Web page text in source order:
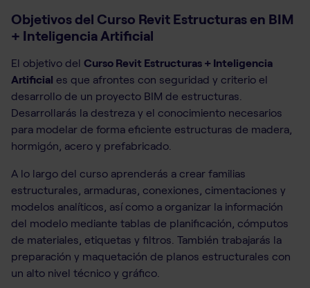
Objetivos del Curso Revit Estructuras en BIM
+ Inteligencia Artificial
El objetivo del Curso Revit Estructuras + Inteligencia
Artificial es que afrontes con seguridad y criterio el
desarrollo de un proyecto BIM de estructuras.
Desarrollarás la destreza y el conocimiento necesarios
para modelar de forma eficiente estructuras de madera,
hormigón, acero y prefabricado.
A lo largo del curso aprenderás a crear familias
estructurales, armaduras, conexiones, cimentaciones y
modelos analíticos, así como a organizar la información
del modelo mediante tablas de planificación, cómputos
de materiales, etiquetas y filtros. También trabajarás la
preparación y maquetación de planos estructurales con
un alto nivel técnico y gráfico.